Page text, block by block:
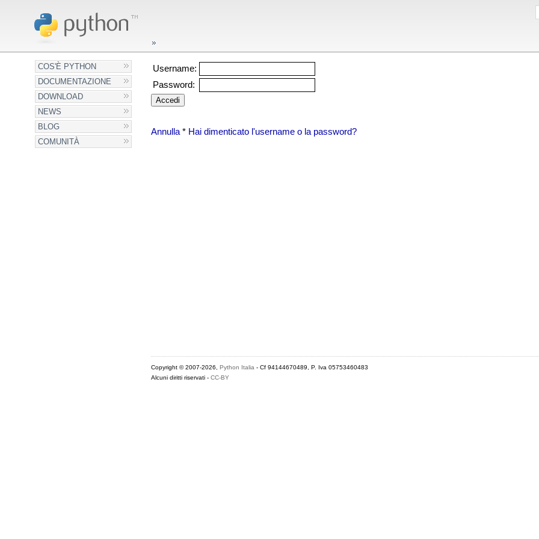
COS'È PYTHON
DOCUMENTAZIONE
DOWNLOAD
NEWS
BLOG
COMUNITÀ
Username:
Password:
Annulla* Hai dimenticato l'username o la password?
Copyright © 2007-2026, Python Italia - Cf 94144670489, P. Iva 05753460483
Alcuni diritti riservati - CC-BY